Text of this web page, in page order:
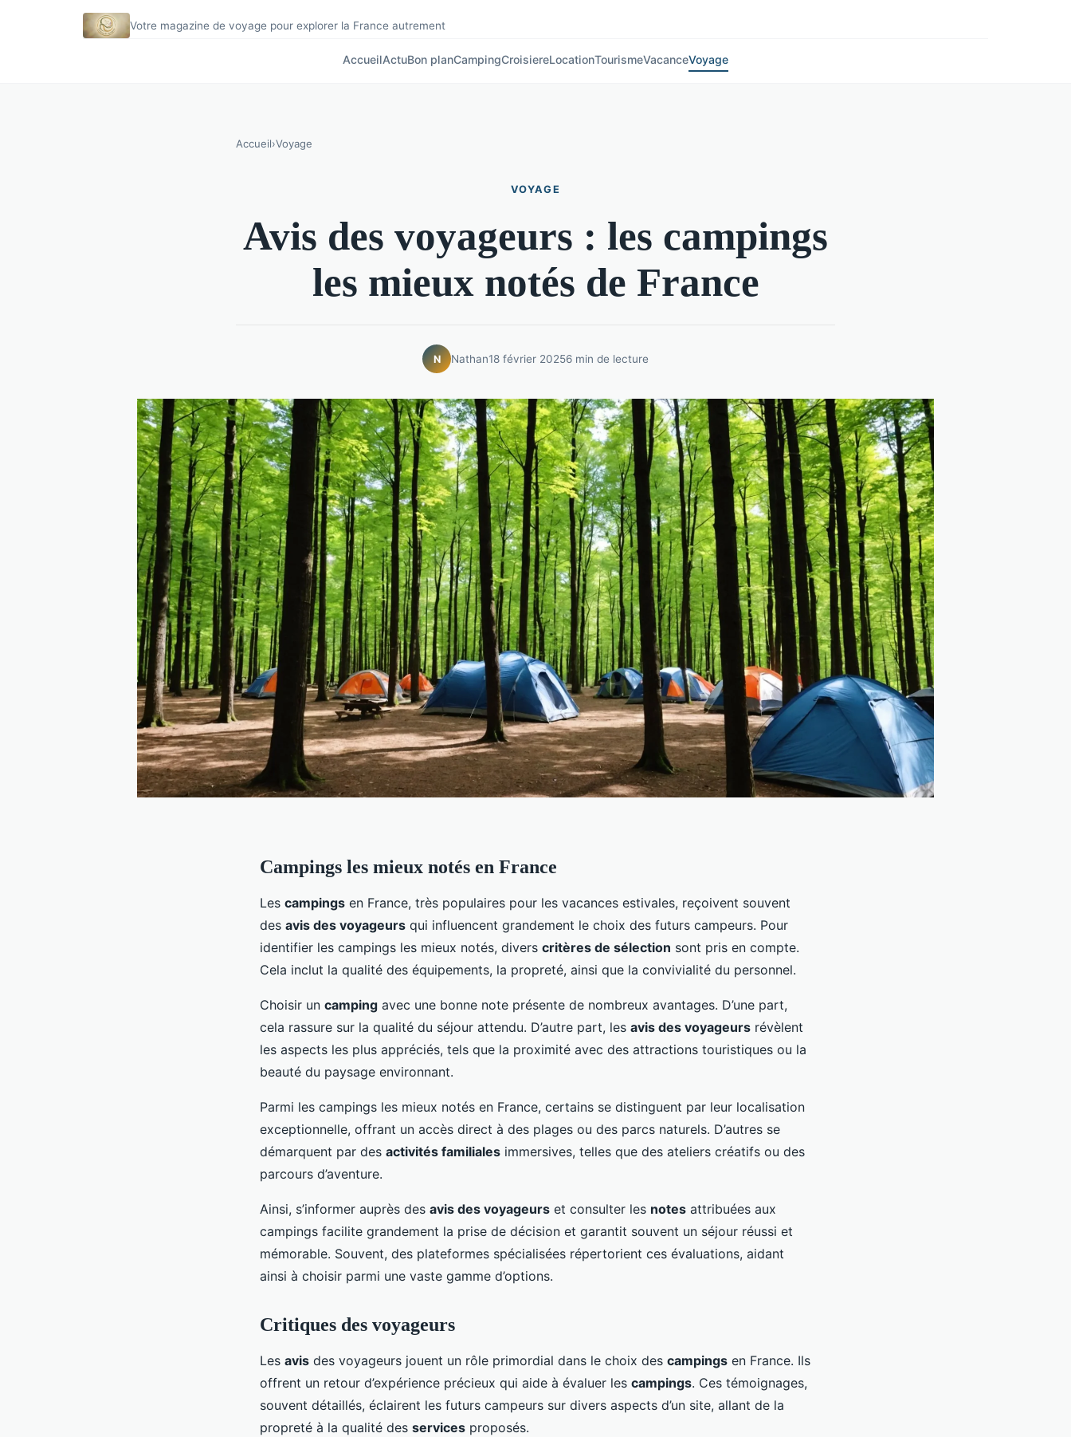
Votre magazine de voyage pour explorer la France autrement
AccueilActuBon planCampingCroisiereLocationTourismeVacanceVoyage
Accueil›Voyage
VOYAGE
Avis des voyageurs : les campings
les mieux notés de France
N Nathan18 février 20256 min de lecture
Campings les mieux notés en France
Les campings en France, très populaires pour les vacances estivales, reçoivent souvent
des avis des voyageurs qui influencent grandement le choix des futurs campeurs. Pour
identifier les campings les mieux notés, divers critères de sélection sont pris en compte.
Cela inclut la qualité des équipements, la propreté, ainsi que la convivialité du personnel.
Choisir un camping avec une bonne note présente de nombreux avantages. D’une part,
cela rassure sur la qualité du séjour attendu. D’autre part, les avis des voyageurs révèlent
les aspects les plus appréciés, tels que la proximité avec des attractions touristiques ou la
beauté du paysage environnant.
Parmi les campings les mieux notés en France, certains se distinguent par leur localisation
exceptionnelle, offrant un accès direct à des plages ou des parcs naturels. D’autres se
démarquent par des activités familiales immersives, telles que des ateliers créatifs ou des
parcours d’aventure.
Ainsi, s’informer auprès des avis des voyageurs et consulter les notes attribuées aux
campings facilite grandement la prise de décision et garantit souvent un séjour réussi et
mémorable. Souvent, des plateformes spécialisées répertorient ces évaluations, aidant
ainsi à choisir parmi une vaste gamme d’options.
Critiques des voyageurs
Les avis des voyageurs jouent un rôle primordial dans le choix des campings en France. Ils
offrent un retour d’expérience précieux qui aide à évaluer les campings. Ces témoignages,
souvent détaillés, éclairent les futurs campeurs sur divers aspects d’un site, allant de la
propreté à la qualité des services proposés.